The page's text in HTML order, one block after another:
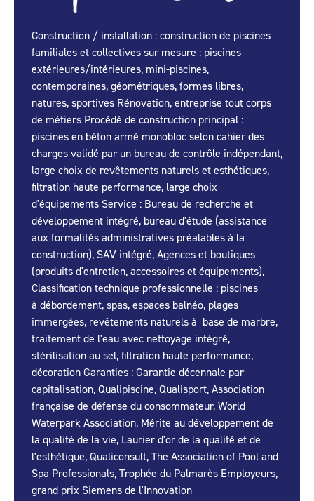
Construction / installation : construction de piscines
familiales et collectives sur mesure : piscines
extérieures/intérieures, mini-piscines,
contemporaines, géométriques, formes libres,
natures, sportives Rénovation, entreprise tout corps
de métiers Procédé de construction principal :
piscines en béton armé monobloc selon cahier des
charges validé par un bureau de contrôle indépendant,
large choix de revêtements naturels et esthétiques,
filtration haute performance, large choix
d'équipements Service : Bureau de recherche et
développement intégré, bureau d'étude (assistance
aux formalités administratives préalables à la
construction), SAV intégré, Agences et boutiques
(produits d'entretien, accessoires et équipements),
Classification technique professionnelle : piscines
à débordement, spas, espaces balnéo, plages
immergées, revêtements naturels à base de marbre,
traitement de l'eau avec nettoyage intégré,
stérilisation au sel, filtration haute performance,
décoration Garanties : Garantie décennale par
capitalisation, Qualipiscine, Qualisport, Association
française de défense du consommateur, World
Waterpark Association, Mérite au développement de
la qualité de la vie, Laurier d'or de la qualité et de
l'esthétique, Qualiconsult, The Association of Pool and
Spa Professionals, Trophée du Palmarès Employeurs,
grand prix Siemens de l'Innovation